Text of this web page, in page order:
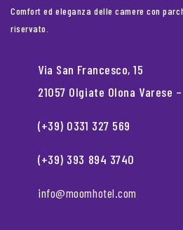
Comfort ed eleganza delle camere con
riservato.
Via San Francesco, 15
21057 Olgiate Olona Varese
(+39) 0331 327 569
(+39) 393 894 3740
info@moomhotel.com